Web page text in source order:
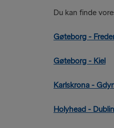
Du kan finde
Gøteborg -
Gøteborg - Kiel
Karlskrona -
Holyhead - Dublin